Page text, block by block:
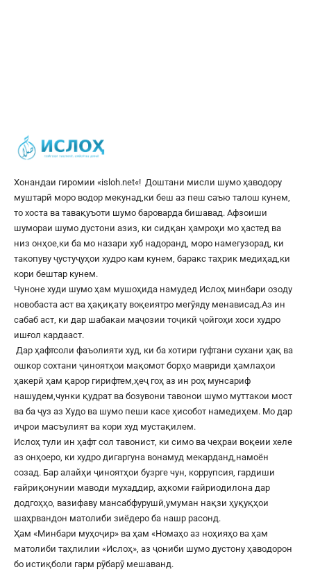
Хонандаи гиромии «isloh.net«! Доштани мисли шумо ҳаводору
муштарӣ моро водор мекунад,ки беш аз пеш саъю талош кунем,
то хоста ва тавақуъоти шумо бароварда бишавад. Афзоиши
шумораи шумо дустони азиз, ки сидқан ҳамроҳи мо ҳастед ва
низ онҳое,ки ба мо назари хуб надоранд, моро намегузорад, ки
такопуву ҷустуҷуҳои худро кам кунем, баракс таҳрик медиҳад,ки
кори бештар кунем.
Чуноне худи шумо ҳам мушоҳида намудед Ислоҳ минбари озоду
новобаста аст ва ҳақиқату воқеиятро мегӯяду менависад.Аз ин
сабаб аст, ки дар шабакаи маҷозии тоҷикӣ ҷойгоҳи хоси худро
ишғол кардааст.
Дар ҳафтсоли фаъолияти худ, ки ба хотири гуфтани сухани ҳақ ва
ошкор сохтани ҷиноятҳои мақомот борҳо мавриди ҳамлаҳои
ҳакерӣ ҳам қарор гирифтем,ҳеҷ гоҳ аз ин роҳ мунсариф
нашудем,чунки қудрат ва бозувони тавонои шумо муттакои мост
ва ба ҷуз аз Худо ва шумо пеши касе ҳисобот намедиҳем. Мо дар
иҷрои масъулият ва кори худ мустақилем.
Ислоҳ тули ин ҳафт сол тавонист, ки симо ва чеҳраи воқеии хеле
аз онҳоеро, ки худро дигаргуна вонамуд мекарданд,намоён
созад. Бар алайҳи ҷиноятҳои бузрге чун, коррупсия, гардиши
ғайриқонунии маводи мухаддир, аҳкоми ғайриодилона дар
додгоҳҳо, вазифаву мансабфурушӣ,умуман нақзи ҳуқуқҳои
шаҳрвандон матолиби зиёдеро ба нашр расонд.
Ҳам «Минбари муҳоҷир» ва ҳам «Номаҳо аз ноҳияҳо ва ҳам
матолиби таҳлилии «Ислоҳ», аз ҷониби шумо дустону ҳаводорон
бо истиқболи гарм рӯбарӯ мешаванд.